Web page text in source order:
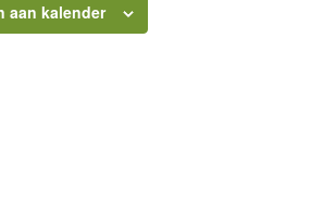
aan kalender